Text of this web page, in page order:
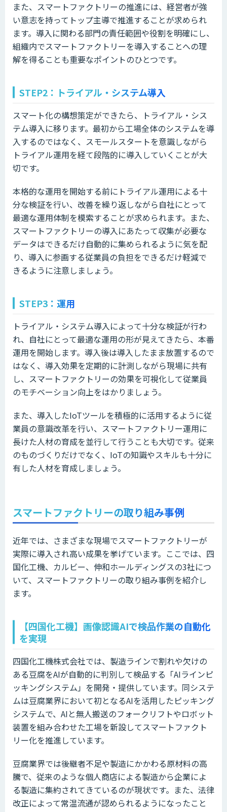
また、スマートファクトリーの推進には、経営者が強
い意志を持ってトップ主導で推進することが求められ
ます。導入に関わる部門の責任範囲や役割を明確にし、
組織内でスマートファクトリーを導入することへの理
解を得ることも重要なポイントのひとつです。
STEP2：トライアル・システム導入
スマート化の構想策定ができたら、トライアル・シス
テム導入に移ります。最初から工場全体のシステムを導
入するのではなく、スモールスタートを意識しながら
トライアル運用を経て段階的に導入していくことが大
切です。
本格的な運用を開始する前にトライアル運用による十
分な検証を行い、改善を繰り返しながら自社にとって
最適な運用体制を模索することが求められます。また、
スマートファクトリーの導入にあたって収集が必要な
データはできるだけ自動的に集められるように気を配
り、導入に参画する従業員の負担をできるだけ軽減で
きるように注意しましょう。
STEP3：運用
トライアル・システム導入によって十分な検証が行わ
れ、自社にとって最適な運用の形が見えてきたら、本番
運用を開始します。導入後は導入したまま放置するので
はなく、導入効果を定期的に計測しながら現場に共有
し、スマートファクトリーの効果を可視化して従業員
のモチベーション向上をはかりましょう。
また、導入したIoTツールを積極的に活用するように従
業員の意識改革を行い、スマートファクトリー運用に
長けた人材の育成を並行して行うことも大切です。従来
のものづくりだけでなく、IoTの知識やスキルも十分に
有した人材を育成しましょう。
スマートファクトリーの取り組み事例
近年では、さまざまな現場でスマートファクトリーが
実際に導入され高い成果を挙げています。ここでは、四
国化工機、カルビー、伸和ホールディングスの3社につ
いて、スマートファクトリーの取り組み事例を紹介し
ます。
【四国化工機】画像認識AIで検品作業の自動化
を実現
四国化工機株式会社では、製造ラインで割れや欠けの
ある豆腐をAIが自動的に判別して検品する「AIラインピ
ッキングシステム」を開発・提供しています。同システ
ムは豆腐業界において初となるAIを活用したピッキング
システムで、AIと無人搬送のフォークリフトやロボット
装置を組み合わせた工場を新設してスマートファクト
リー化を推進しています。
豆腐業界では後継者不足や製造にかかわる原材料の高
騰で、従来のような個人商店による製造から企業によ
る製造に集約されてきているのが現状です。また、法律
改正によって常温流通が認められるようになったこと